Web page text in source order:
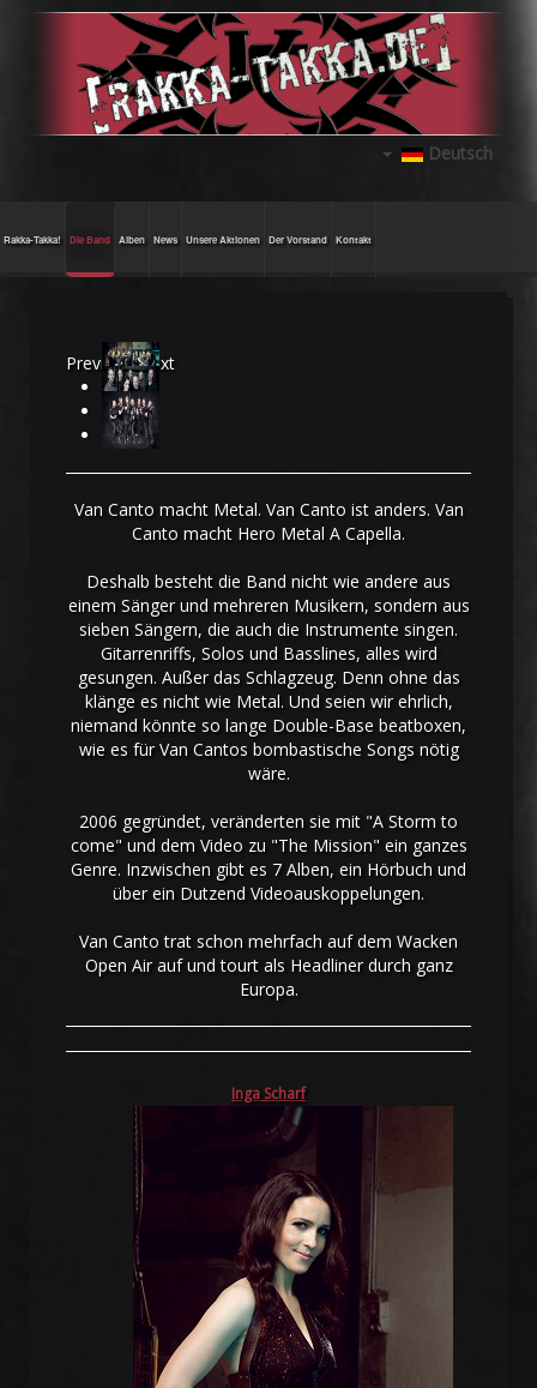
Deutsch
Rakka-Takka! Die Band Alben News Unsere Aktionen Der Vorstand Kontakt
Previous Next
Van Canto macht Metal. Van Canto ist anders. Van
Canto macht Hero Metal A Capella.
Deshalb besteht die Band nicht wie andere aus
einem Sänger und mehreren Musikern, sondern aus
sieben Sängern, die auch die Instrumente singen.
Gitarrenriffs, Solos und Basslines, alles wird
gesungen. Außer das Schlagzeug. Denn ohne das
klänge es nicht wie Metal. Und seien wir ehrlich,
niemand könnte so lange Double-Base beatboxen,
wie es für Van Cantos bombastische Songs nötig
wäre.
2006 gegründet, veränderten sie mit "A Storm to
come" und dem Video zu "The Mission" ein ganzes
Genre. Inzwischen gibt es 7 Alben, ein Hörbuch und
über ein Dutzend Videoauskoppelungen.
Van Canto trat schon mehrfach auf dem Wacken
Open Air auf und tourt als Headliner durch ganz
Europa.
Inga Scharf